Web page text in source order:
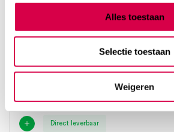
Alles toestaan
Selectie toestaan
Weigeren
75 x 2 stuks, 5cm x 5cm, steriel
Direct leverbaar